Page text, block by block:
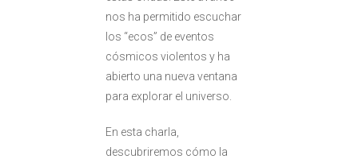
nos ha permitido escuchar
los “ecos” de eventos
cósmicos violentos y ha
abierto una nueva ventana
para explorar el universo.
En esta charla,
descubriremos cómo la